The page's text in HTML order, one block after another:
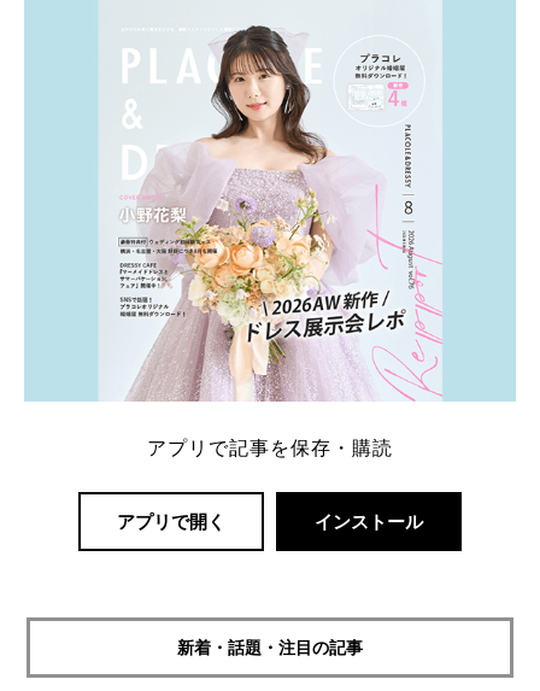
アプリで記事を保存・購読
アプリで開く インストール
新着・話題・注目の記事